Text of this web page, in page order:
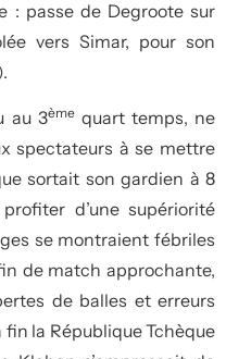
: passe de Degroote sur
vers Simar, pour son
au 3èmequart temps, ne
spectateurs à se mettre
sortait son gardien à 8
d’une supériorité
se montraient fébriles
de match approchante,
de balles et erreurs
la République Tchèque